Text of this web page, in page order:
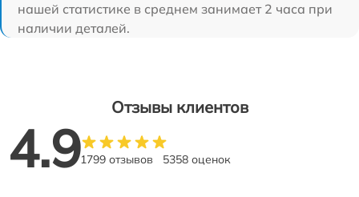
нашей статистике в среднем занимает 2 часа при
наличии деталей.
Отзывы клиентов
4.91799 отзывов 5358 оценок